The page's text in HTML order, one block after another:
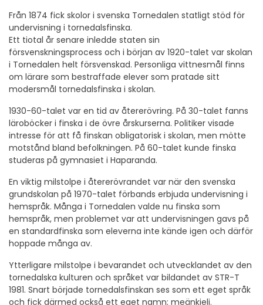
Från 1874 fick skolor i svenska Tornedalen statligt stöd för
undervisning i tornedalsfinska.
Ett tiotal år senare inledde staten sin
försvenskningsprocess och i början av 1920-talet var skolan
i Tornedalen helt försvenskad. Personliga vittnesmål finns
om lärare som bestraffade elever som pratade sitt
modersmål tornedalsfinska i skolan.
1930-60-talet var en tid av återerövring. På 30-talet fanns
läroböcker i finska i de övre årskurserna. Politiker visade
intresse för att få finskan obligatorisk i skolan, men mötte
motstånd bland befolkningen. På 60-talet kunde finska
studeras på gymnasiet i Haparanda.
En viktig milstolpe i återerövrandet var när den svenska
grundskolan på 1970-talet förbands erbjuda undervisning i
hemspråk. Många i Tornedalen valde nu finska som
hemspråk, men problemet var att undervisningen gavs på
en standardfinska som eleverna inte kände igen och därför
hoppade många av.
Ytterligare milstolpe i bevarandet och utvecklandet av den
tornedalska kulturen och språket var bildandet av STR-T
1981. Snart började tornedalsfinskan ses som ett eget språk
och fick därmed också ett eget namn; meänkieli.